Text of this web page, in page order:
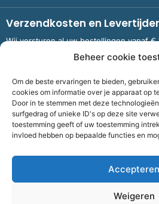
Beheer cookie
Om de beste ervaringen te bieden,
cookies om informatie over je apparaat op
Door in te stemmen met deze
surfgedrag of unieke ID's op deze site
toestemming geeft of uw toestemming
invloed hebben op bepaalde functies en
Accepteren
Weigeren
Verzendkosten en
Wij versturen al uw bestellingen vanaf €
Nederland en België.
Meer informatie over verzendkosten en
Bank NL09 RABO 0326 5083 92 ten
Fiscaalnummer